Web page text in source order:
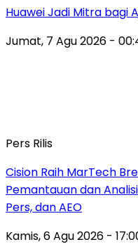
Huawei Jadi Mitra bagi
Jumat, 7 Agu 2026 -
Pers Rilis
Cision Raih MarTech
Pemantauan dan
Pers, dan AEO
Kamis, 6 Agu 2026 -